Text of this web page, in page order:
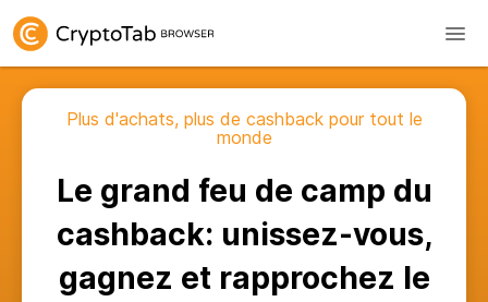
Plus d'achats, plus de cashback pour tout le
monde
Le grand feu de camp du
cashback: unissez-vous,
gagnez et rapprochez le